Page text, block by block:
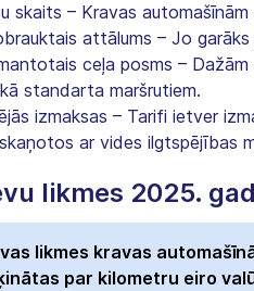
skaits – Kravas
attālums – Jo
ceļa posms – Dažām
standarta maršrutiem.
izmaksas – Tarifi ietver
ar vides ilgtspējības
likmes 2025.
likmes kravas
par kilometru eiro